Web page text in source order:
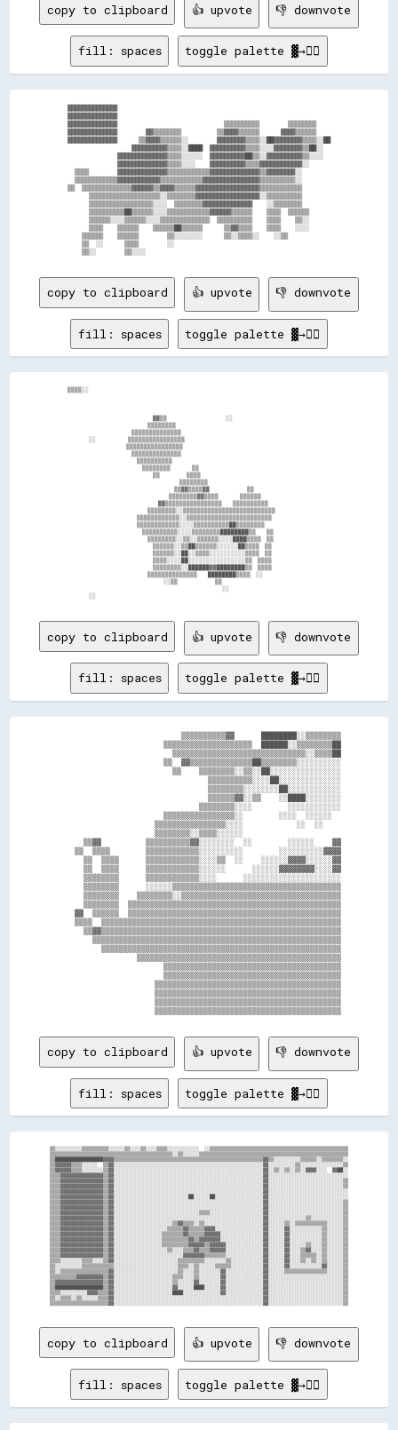
copy to clipboard 👍 upvote 👎 downvote
fill: spaces toggle palette ▓→✊🏽
▓▓▓▓▓▓▓▓▓▓▓▓▓▓                              ▒▒▒▒▒▒▒▒▒▒        ▒▒▒▒▒▒▒▒
▓▓▓▓▓▓▓▓▓▓▓▓▓▓        ▓▓▒▒▒▒▒▒▒▒          ▒▒▓▓▓▓▒▒▒▒▒▒      ▓▓▓▓▒▒▒▒▒▒
▓▓▓▓▓▓▓▓▓▓▓▓▓▓      ▒▒▓▓▓▓▒▒▒▒▒▒░░        ▓▓▓▓▓▓▓▓▒▒▒▒░░██▓▓▓▓▓▓▓▓▒▒▒▒░░██
                  ▓▓▓▓▓▓▓▓▓▓▒▒▒▒░░████  ▓▓▓▓▓▓▓▓▓▓▒▒▒▒░░░░▓▓▓▓▓▓▓▓▒▒██░░
              ▓▓▓▓▓▓▓▓▓▓▓▓▓▓▒▒▒▒░░░░░░  ▓▓▓▓▓▓▓▓▓▓██▒▒░░▓▓▓▓▓▓▓▓▓▓▒▒░░░░
              ▓▓▓▓▓▓▓▓▓▓▓▓▓▓▒▒▒▒░░░░    ▓▓▓▓▓▓▓▓▓▓▒▒▒▒▓▓▓▓▓▓▓▓▓▓▓▓░░
  ▒▒▒▒        ▓▓▓▓▓▓▓▓▓▓▓▓▓▓▒▒▒▒▒▒▒▒▒▒▒▒▓▓▓▓▓▓▓▓▓▓▓▓▓▓▒▒▓▓▓▓▓▓▓▓░░
  ▒▒▒▒▒▒▒▒▒▒▒▒▓▓▓▓▓▓▓▓▓▓▓▓▒▒▒▒▒▒▒▒▒▒▒▒▓▓▓▓▓▓▓▓▓▓▓▓▓▓▓▓▒▒▒▒▒▒▒▒▒▒░░
▒▒  ▒▒▒▒▒▒▒▒▒▒▒▒▒▒▓▓▓▓▓▓▒▒▓▓▓▓▒▒▒▒▒▒▓▓▓▓▓▓▓▓▓▓▓▓▓▓▓▓▓▓▒▒▒▒▒▒▒▒▒▒▒▒
      ▒▒▒▒▒▒▒▒▒▒▒▒▒▒▒▒▒▒▒▒░░▒▒▒▒▒▒▒▒▓▓▓▓▓▓▓▓▓▓▓▓▓▓▓▓▓▓░░▒▒▒▒▒▒▒▒▒▒
      ▒▒▒▒▒▒▒▒▒▒▒▒▒▒▒▒▒▒░░░░  ▒▒▒▒▒▒▒▒▓▓▓▓▓▓▓▓▓▓▓▓▓▓    ░░▒▒▒▒▒▒▒▒
      ▒▒▒▒▒▒▒▒▒▒██▒▒▒▒▒▒░░░░▒▒▒▒▒▒▒▒▒▒▒▒▓▓▓▓▓▓▒▒▒▒▒▒    ▒▒▒▒  ▒▒▒▒▒▒
      ▒▒▒▒▒▒░░░░▒▒▒▒▒▒░░░░▒▒▒▒▒▒▒▒▒▒▒▒▒▒  ▒▒▒▒▒▒▒▒▒▒    ▒▒▒▒    ▒▒░░
      ▒▒▒▒    ▒▒▒▒▒▒    ▒▒▒▒▒▒██▒▒▒▒▒▒      ▒▒▓▓▒▒▒▒    ▒▒▒▒    ░░░░
    ▒▒▒▒▒▒    ▒▒▒▒▒▒        ▒▒░░░░░░░░      ▒▒░░▒▒▒▒░░    ░░▒▒
    ▒▒  ░░      ▒▒▒▒        ░░
copy to clipboard 👍 upvote 👎 downvote
fill: spaces toggle palette ▓→✊🏽
  ▒▒▒▒░░
                                  ▓▓▒▒                      ░░
                                ▒▒▒▒▒▒▒▒
                          ▒▒▒▒▒▒▒▒▒▒▒▒▒▒
          ░░            ▒▒▒▒▒▒▒▒▒▒▒▒▒▒▒▒
                        ▒▒▒▒▒▒▒▒▒▒▒▒▒▒▒▒
                          ▒▒▒▒▒▒▒▒▒▒▒▒▒▒
                            ▒▒▒▒▒▒▒▒▒▒
                              ▒▒▒▒▒▒▒▒        ▒▒
                                  ▒▒          ▒▒▒▒
                                            ▒▒▒▒▒▒▒▒
                                          ▒▒▓▓▒▒▒▒▓▓              ▒▒
                                        ▒▒▒▒▒▒▒▒▓▓▒▒▒▒        ▒▒▒▒▒▒
                                    ▓▓▒▒▒▒▒▒▒▒▒▒▒▒▒▒▒▒    ▒▒▒▒▒▒▒▒▒▒
                                ▒▒▒▒▒▒▒▒░░▒▒▒▒▒▒▒▒▒▒▒▒▒▒▒▒▒▒▒▒▒▒▒▒▒▒
                            ▒▒▒▒▒▒▒▒▒▒▒▒░░▒▒▒▒▒▒▒▒▒▒▒▒▒▒▒▒▒▒▒▒▒▒▒▒
                            ▒▒▒▒▒▒▒▒▒▒▒▒░░░░▒▒▒▒▒▒▒▒▒▒██▒▒▒▒▒▒▒▒
                              ▒▒▒▒▒▒▒▒▒▒░░░░▒▒▒▒▒▒▒▒████████▒▒    ▒▒
                                ▒▒▒▒▒▒▒▒░░▒▒░░▒▒▒▒▒▒░░░░████▒▒▒▒  ▒▒
                                  ▒▒▒▒▒▒░░▒▒██▒▒▒▒▒▒░░░░░░██▒▒▒▒  ▒▒
                                  ▒▒▒▒▒▒░░██░░▒▒▒▒░░░░░░░░░░▒▒▒▒  ▒▒
                                  ▒▒▒▒░░░░██░░░░░░░░░░░░░░░░▒▒  ▒▒▒▒
                                  ▒▒▒▒▒▒▒▒░░██████▓▓████████▒▒  ▒▒▒▒
                                ▒▒▒▒▒▒▒▒▒▒▒▒▒▒    ████████▒▒▒▒  ░░
                                      ░░▒▒              ▒▒
                                                            ░░
copy to clipboard 👍 upvote 👎 downvote
fill: spaces toggle palette ▓→✊🏽
                            ▒▒▒▒▒▒▒▒▒▒▓▓      ████████░░▒▒▒▒▒▒▒▒
                        ▒▒▒▒▒▒▒▒▒▒▒▒▒▒▒▒▒▒▒▒  ██████░░▒▒▒▒▒▒▒▒██
                          ▒▒▒▒▒▒▒▒▒▒▒▒▒▒▒▒▒▒▒▒▒▒▒▒▒▒▒▒▒▒░░▒▒▒▒██
                        ▒▒  ▓▓▒▒▒▒▒▒▒▒▒▒▒▒▒▒██▒▒▒▒▒▒▒▒░░░░░░░░░░
                          ▒▒    ▒▒▒▒▒▒▒▒░░▒▒░░██░░░░░░░░░░░░░░░░
                                  ▒▒▒▒▒▒▒▒▒▒░░░░██░░░░░░░░░░░░░░
                                  ▒▒▒▒▒▒▒▒░░░░░░░░██░░░░░░░░░░░░
                                  ▒▒▒▒▒▒▓▓░░▒▒    ░░████░░░░░░░░
                                ▒▒▒▒▒▒▒▒░░░░        ░░░░░░░░░░░░
                        ▒▒▒▒▒▒▒▒▒▒▒▒▒▒▒▒░░        ░░░░  ░░░░░░
                      ▒▒▒▒▒▒▒▒▒▒▒▒▒▒▒▒░░░░            ░░  ░░
                      ▒▒▒▒▒▒▒▒░░▒▒▒▒░░░░░░
      ▒▒▓▓          ▒▒▒▒▒▒▒▒▒▒▓▓░░░░░░░░  ░░        ░░░░░░    ▓▓
    ▒▒  ▒▒▒▒        ▒▒▒▒▒▒▒▒▒▒▒▒░░░░░░░░░░        ░░░░░░░░░░▓▓▓▓
      ▒▒  ▒▒▒▒      ▒▒▒▒▒▒▒▒▒▒▒▒░░░░▒▒  ░░    ░░░░░░▓▓▓▓░░░░░░▓▓
      ▒▒  ▒▒▒▒      ▒▒▒▒▒▒▒▒▒▒▒▒░░░░░░      ░░░░░░▓▓▓▓▓▓▓▓░░░░▓▓
      ▒▒▒▒▒▒▒▒      ▒▒▒▒▒▒▒▒▒▒▒▒░░░░      ░░░░░░░░░░░░░░░░░░░░░░
      ▒▒▒▒▒▒▒▒      ░░░░░░▒▒▒▒▒▒▒▒▒▒▒▒▒▒▒▒▒▒▒▒▒▒▒▒▒▒▒▒▒▒▒▒▒▒▒▒▒▒
      ▒▒▒▒▒▒▒▒    ▒▒▒▒▒▒▒▒░░▒▒▒▒▒▒▒▒▒▒▒▒▒▒▒▒▒▒▒▒▒▒▒▒▒▒▒▒▒▒▒▒▒▒▒▒
      ▒▒▒▒▒▒▒▒  ▒▒▒▒▒▒▒▒▒▒▒▒▒▒▒▒▒▒▒▒▒▒▒▒▒▒▒▒▒▒▒▒▒▒▒▒▒▒▒▒▒▒▒▒▒▒▒▒
    ▓▓  ▒▒▒▒▒▒  ▒▒▒▒▒▒▒▒▒▒▒▒▒▒▒▒▒▒▒▒▒▒▒▒▒▒▒▒▒▒▒▒▒▒▒▒▒▒▒▒▒▒▒▒▒▒▒▒
    ▒▒▒▒  ▒▒▒▒▒▒▒▒▒▒▒▒▒▒▒▒▒▒▒▒▒▒▒▒▒▒▒▒▒▒▒▒▒▒▒▒▒▒▒▒▒▒▒▒▒▒▒▒▒▒▒▒▒▒
      ▒▒▓▓▒▒▒▒▒▒▒▒▒▒▒▒▒▒▒▒▒▒▒▒▒▒▒▒▒▒▒▒▒▒▒▒▒▒▒▒▒▒▒▒▒▒▒▒▒▒▒▒▒▒▒▒▒▒
        ▒▒▒▒▒▒▒▒▒▒▒▒▒▒▒▒▒▒▒▒▒▒▒▒▒▒▒▒▒▒▒▒▒▒▒▒▒▒▒▒▒▒▒▒▒▒▒▒▒▒▒▒▒▒▒▒
          ▒▒▒▒▒▒▒▒▒▒▒▒▒▒▒▒▒▒▒▒▒▒▒▒▒▒▒▒▒▒▒▒▒▒▒▒▒▒▒▒▒▒▒▒▒▒▒▒▒▒▒▒▒▒
                  ▒▒▒▒▒▒▒▒▒▒▒▒▒▒▒▒▒▒▒▒▒▒▒▒▒▒▒▒▒▒▒▒▒▒▒▒▒▒▒▒▒▒▒▒▒▒
                        ▒▒▒▒▒▒▒▒▒▒▒▒▒▒▒▒▒▒▒▒▒▒▒▒▒▒▒▒▒▒▒▒▒▒▒▒▒▒▒▒
                        ▒▒▒▒▒▒▒▒▒▒▒▒▒▒▒▒▒▒▒▒▒▒▒▒▒▒▒▒▒▒▒▒▒▒▒▒▒▒▒▒
                      ▒▒▒▒▒▒▒▒▒▒▒▒▒▒▒▒▒▒▒▒▒▒▒▒▒▒▒▒▒▒▒▒▒▒▒▒▒▒▒▒▒▒
                      ▒▒▒▒▒▒▒▒▒▒▒▒▒▒▒▒▒▒▒▒▒▒▒▒▒▒▒▒▒▒▒▒▒▒▒▒▒▒▒▒▒▒
                      ▒▒▒▒▒▒▒▒▒▒▒▒▒▒▒▒▒▒▒▒▒▒▒▒▒▒▒▒▒▒▒▒▒▒▒▒▒▒▒▒▒▒
copy to clipboard 👍 upvote 👎 downvote
fill: spaces toggle palette ▓→✊🏽
▒▒░░░░░░░░░░▒▒▒▒▒▒▒▒▒▒░░░░░░▒▒░░░░▒▒░░░░▒▒▒▒░░░░░░░░░░░░  ░░▒▒▒▒▒▒▒▒▒▒▒▒▒▒▒▒▒▒▒▒▒▒▒▒▒▒▒▒▒▒▒▒▒▒▒▒▒▒▒▒▒▒▒▒▒▒▒▒▒▒▒▒
▒▒▒▒▒▒▒▒▒▒▒▒▒▒▒▒▒▒▒▒▒▒▒▒▒▒▒▒▒▒▒▒▒▒▒▒▒▒▒▒▒▒▒▒▒▒░░▒▒░░░░░░▒▒▒▒▒▒▒▒▒▒▒▒▒▒▒▒▒▒▒▒▒▒▒▒▒▒▒▒▒▒▒▒▒▒▒▒▒▒▒▒▒▒▒▒▒▒▒▒▒▒▒▒▒▒▒▒
▒▒██████████████████▓▓▓▓▒▒▒▒▒▒▒▒▒▒▒▒▒▒▒▒▒▒▒▒▒▒▒▒▒▒▒▒▒▒▒▒▒▒▒▒▒▒▒▒▒▒▒▒▒▒▒▒▒▒▒▒▒▒▒▒▓▓▒▒░░░░░░░░░░▒▒▒▒▒▒░░▒▒▒▒▒▒▒▒░░
▒▒▓▓▓▓▓▓▒▒▒▒░░░░░░  ▒▒▓▓░░░░░░░░░░░░░░░░░░░░░░░░░░░░░░░░░░░░░░░░░░░░░░░░░░░░░░░░▓▓░░░░░░░░░░▒▒░░░░░░░░░░░░░░░░▒▒
▒▒▓▓▓▓▓▓▒▒▒▒░░░░░░░░▒▒▓▓░░░░░░░░░░░░░░░░░░░░░░░░░░░░░░░░░░░░░░░░░░░░░░░░░░░░░░░░▓▓░░▒▒░░▒▒░░▒▒░░▓▓▓▓░░░░  ▓▓██░░
▒▒▒▒▓▓▓▓▓▓▓▓▓▓▓▓▓▓▓▓▒▒▓▓░░░░░░░░░░░░░░░░░░░░░░░░░░░░░░░░░░░░░░░░░░░░░░░░░░░░░░░░▓▓░░░░░░░░░░░░░░░░░░░░░░░░░░░░░░
▒▒▒▒▓▓▓▓▓▓▓▓▓▓▓▓▓▓▓▓▒▒▓▓░░░░░░░░░░░░░░░░░░░░░░░░░░░░░░░░░░░░░░░░░░░░░░░░░░░░░░░░▓▓░░░░░░░░░░░░░░░░░░░░░░░░░░░░▒▒
▒▒▒▒▓▓▓▓▓▓▓▓▓▓▓▓▓▓▓▓▒▒▓▓░░░░░░░░░░░░░░░░░░░░░░░░░░░░░░░░░░░░░░░░░░░░░░░░░░░░░░░░▓▓░░░░░░░░░░░░░░░░░░░░░░░░░░░░▒▒
▒▒▒▒▓▓▓▓▓▓▓▓▓▓▓▓▓▓▓▓▒▒▓▓░░░░░░░░░░░░░░░░░░░░░░░░░░░░░░░░░░░░░░░░░░░░░░░░░░░░░░░░▓▓░░░░░░░░░░░░░░░░░░░░░░░░░░░░░░
▒▒▒▒▓▓▓▓▓▓▓▓▓▓▓▓▓▓▓▓▒▒▓▓░░░░░░░░░░░░░░░░░░░░░░░░░░░░██░░░░░░██░░░░░░░░░░░░░░░░░░▓▓░░░░░░░░░░░░░░░░░░░░░░░░░░░░░░
▒▒▒▒▓▓▓▓▓▓▓▓▓▓▓▓▓▓▓▓▒▒▓▓░░░░░░░░░░░░░░░░░░░░░░░░░░░░░░░░░░░░░░░░░░░░░░░░░░░░░░░░▓▓░░░░░░░░░░░░░░░░░░░░░░░░░░░░▒▒
▒▒▒▒▓▓▓▓▓▓▓▓▓▓▓▓▓▓▓▓▒▒▓▓░░░░░░░░░░░░░░░░░░░░░░░░░░░░░░░░░░░░░░░░░░░░░░░░░░░░░░░░▓▓░░░░░░░░░░░░░░░░░░░░░░░░░░░░▒▒
▒▒▒▒▓▓▓▓▓▓▓▓▓▓▓▓▓▓▓▓▒▒▓▓░░░░░░░░░░░░░░░░░░░░░░░░░░░░░░░░▒▒▒▒░░░░░░░░░░░░░░░░░░░░▓▓░░░░░░░░░░░░░░░░░░░░░░░░░░░░▒▒
▒▒▒▒▓▓▓▓▓▓▓▓▓▓▓▓▓▓▓▓▒▒▓▓░░░░░░░░░░░░░░░░░░░░░░░░░░░░░░░░░░░░░░░░░░░░░░░░░░░░░░░░▓▓░░░░░░░░░░░░░░▒▒░░░░░░░░░░░░▒▒
▒▒▒▒▓▓▓▓▓▓▓▓▓▓▓▓▓▓▓▓▒▒▓▓░░░░░░░░░░░░░░░░░░░░░░▒▒▓▓▒▒▒▒░░▒▒░░░░░░░░░░░░░░░░░░░░░░▓▓░░░░░░▒▒░░▒▒▒▒▒▒▒▒▒▒▒▒░░░░░░▒▒
▒▒▒▒▓▓▓▓▓▓▓▓▓▓▓▓▓▓▓▓▒▒▓▓░░░░░░░░░░░░░░░░░░░░▒▒▒▒▒▒▓▓▒▒▒▒▒▒▓▓▓▓░░░░░░░░░░░░░░░░░░▓▓░░░░░░▓▓░░░░░░░░░░░░▒▒░░░░░░▒▒
▒▒▒▒▓▓▓▓▓▓▓▓▓▓▓▓▓▓▓▓▒▒▓▓░░░░░░░░░░░░░░░░░░▒▒▒▒▒▒▒▒▓▓▒▒▒▒▒▒▓▓▓▓▓▓░░░░░░░░░░░░░░░░▓▓░░░░░░▓▓░░░░░░░░░░░░▒▒░░░░░░▒▒
▒▒▒▒▓▓▓▓▓▓▓▓▓▓▓▓▓▓▓▓▒▒▓▓░░░░░░░░░░░░░░░░░░▒▒▒▒▒▒▒▒▒▒▓▓▒▒▓▓▓▓▓▓▓▓░░░░░░░░░░░░░░░░▓▓░░░░░░▓▓░░░░░░░░░░░░▒▒░░░░░░▒▒
▒▒▒▒▓▓▓▓▓▓▓▓▓▓▓▓▓▓▓▓▒▒▓▓░░░░░░░░░░░░░░░░░░▒▒▒▒▒▒▒▒▒▒▓▓▓▓▓▓▒▒▓▓▓▓▓▓░░░░░░░░░░░░░░▓▓░░░░░░▓▓░░░░░░▒▒░░░░▒▒░░░░░░▒▒
▒▒▒▒▓▓▓▓▓▓▓▓▓▓▓▓▓▓▓▓▒▒▓▓░░░░░░░░░░░░░░░░░░░░▒▒░░░░▒▒▒▒▓▓▒▒▒▒▓▓▓▓▓▓░░░░░░░░░░░░░░▓▓░░░░░░▓▓░░░░▒▒▓▓░░░░▒▒░░░░░░▒▒
▒▒▒▒▓▓▓▓▓▓▓▓▓▓▓▓▓▓▓▓▒▒▓▓░░░░░░░░░░░░░░░░░░░░░░░░░░▓▓▓▓▓▓▓▓▒▒▒▒▒▒▒▒░░░░░░░░░░░░░░▓▓░░░░░░▓▓░░░░▒▒▒▒▒▒░░▒▒░░░░░░▒▒
▒▒▒▒░░░░░░░░▒▒▒▒░░░░▒▒▓▓░░░░░░░░░░░░░░░░░░░░░░░░▒▒▒▒▒▒▒▒▒▒░░░░░░░░▒▒░░░░░░░░░░░░▓▓░░░░░░▓▓░░░░▒▒░░▒▒░░▒▒░░░░░░▒▒
▒▒░░░░░░░░░░▒▒▒▒▒▒▒▒▒▒▒▒░░░░░░░░░░░░░░░░░░░░░░░░▒▒▒▒░░▒▒░░░░░░▒▒▒▒▒▒░░░░░░░░░░░░▓▓░░░░░░▓▓░░░░░░░░░░░░▓▓░░░░░░▒▒
▒▒░░▒▒▒▒▒▒▒▒▒▒▒▒▒▒▒▒▒▒▓▓░░░░░░░░░░░░░░░░░░░░░░░░▒▒░░░░▒▒░░░░░░░░▓▓░░░░░░░░░░░░░░▓▓░░░░░░▒▒▒▒▒▒▒▒▒▒▒▒▒▒▒▒░░░░░░▒▒
▒▒▒▒▒▒▒▒▒▒▓▓▓▓▓▓▓▓▓▓▒▒▓▓░░░░░░░░░░░░░░░░░░░░░░▒▒▒▒░░░░▒▒░░░░░░░░▓▓░░░░░░░░░░░░░░▓▓░░░░░░░░░░░░░░░░░░░░░░░░░░░░▒▒
▒▒▓▓▓▓▓▓▓▓▓▓▓▓▓▓▓▓▓▓▒▒▓▓░░░░░░░░░░░░░░░░░░░░░░▒▒░░░░░░▓▓░░░░░░░░▓▓░░░░░░░░░░░░░░▓▓░░░░░░░░░░░░░░░░░░░░░░░░░░░░▒▒
▒▒██████████████████▒▒▓▓░░░░░░░░░░░░░░░░░░░░░░▓▓░░░░░░████░░░░░░▓▓░░░░░░░░░░░░░░▓▓░░░░░░░░░░░░░░░░░░░░░░░░░░░░▒▒
▒▒▒▒░░░░░░░░░░▓▓▓▓▒▒▒▒▓▓░░░░░░░░░░░░░░░░░░░░░░████░░░░░░░░░░░░░░▓▓░░░░░░░░░░░░░░▓▓░░░░░░░░░░░░░░░░░░░░░░░░░░░░▒▒
▒▒░░▒▒▒▒░░▒▒░░░░░░▒▒▒▒▓▓░░░░░░░░░░░░░░░░░░░░░░░░░░░░░░░░░░░░░░░░░░░░░░░░░░░░░░░░▓▓░░░░░░░░░░░░░░░░░░░░░░░░░░░░▒▒
copy to clipboard 👍 upvote 👎 downvote
fill: spaces toggle palette ▓→✊🏽